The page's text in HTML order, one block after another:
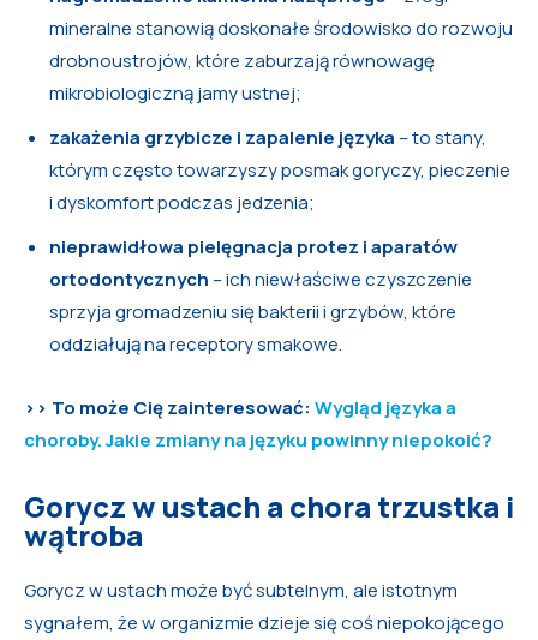
mineralne stanowią doskonałe środowisko do rozwoju
drobnoustrojów, które zaburzają równowagę
mikrobiologiczną jamy ustnej;
zakażenia grzybicze i zapalenie języka – to stany,
którym często towarzyszy posmak goryczy, pieczenie
i dyskomfort podczas jedzenia;
nieprawidłowa pielęgnacja protez i aparatów
ortodontycznych – ich niewłaściwe czyszczenie
sprzyja gromadzeniu się bakterii i grzybów, które
oddziałują na receptory smakowe.
>> To może Cię zainteresować: Wygląd języka a
choroby. Jakie zmiany na języku powinny niepokoić?
Gorycz w ustach a chora trzustka i
wątroba
Gorycz w ustach może być subtelnym, ale istotnym
sygnałem, że w organizmie dzieje się coś niepokojącego